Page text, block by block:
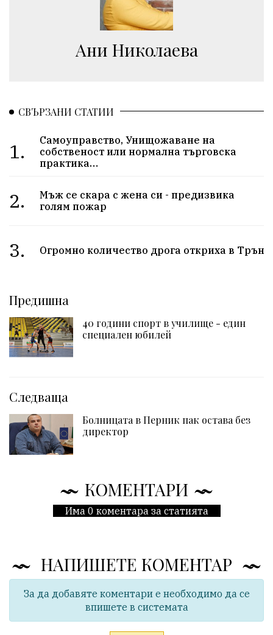
Ани Николаева
СВЪРЗАНИ СТАТИИ
1.
Самоуправство, Унищожаване на
собственост или нормална търговска
практика…
2.
Мъж се скара с жена си - предизвика
голям пожар
3. Огромно количество дрога откриха в Трън
Предишна
40 години спорт в училище - един
специален юбилей
Следваща
Болницата в Перник пак остава без
директор
КОМЕНТАРИ
Има 0 коментара за статията
НАПИШЕТЕ КОМЕНТАР
За да добавяте коментари е необходимо да се
впишете в системата